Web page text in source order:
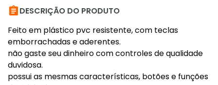
DESCRIÇÃO DO PRODUTO
Feito em plástico pvc resistente, com teclas
emborrachadas e aderentes.
não gaste seu dinheiro com controles de qualidade
duvidosa.
possui as mesmas características, botões e funções